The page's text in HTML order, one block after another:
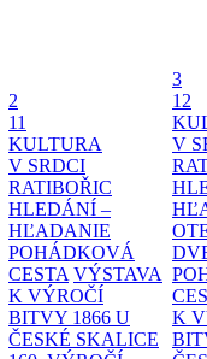
2
11
KULTURA
V SRDCI
RATIBOŘIC
HLEDÁNÍ –
HĽADANIE
POHÁDKOVÁ
CESTA VÝSTAVA
K VÝROČÍ
BITVY 1866 U
ČESKÉ SKALICE
3
12
V
K